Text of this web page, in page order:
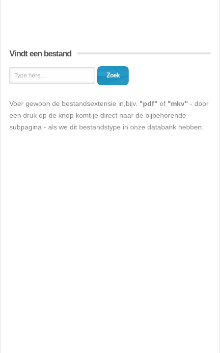
Vindt een bestand
Zoek
Voer gewoon de bestandsextensie in,bijv. "pdf" of "mkv" - door
een druk op de knop komt je direct naar de bijbehorende
subpagina - als we dit bestandstype in onze databank hebben.